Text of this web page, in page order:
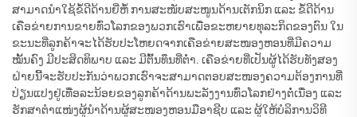
ສາມາດນຳໃຊ້ຂໍ້ດີດ້ານຍີ່ຫໍ້ ການສະໜັບສະໜູນດ້ານເຕັກນິກ ແລະ ຂໍ້ດີດ້ານ
ເຄືອຂ່າຍການຂາຍທົ່ວໂລກຂອງພວກເຮົາເພື່ອຂະຫຍາຍທຸລະກິດຂອງຕົນ ໃນ
ຂະນະທີ່ລູກຄ້າຈະໄດ້ຮັບປະໂຫຍດຈາກເຄືອຂ່າຍສະໜອງຫອນທີ່ມີຄວາມ
ໝັ້ນຄົງ ມີປະສິດທິພາບ ແລະ ມີຕົ້ນທຶນທີ່ຕໍ່າ. ເຄືອຂ່າຍທີ່ເປັນຜູ້ໄດ້ຮັບທັງສອງ
ຝ່າຍນີ້ຈະຮັບປະກັນວ່າພວກເຮົາຈະສາມາດຕອບສະໜອງຄວາມຕ້ອງການທີ່
ປ່ຽນແປງຢູ່ເທື່ອລະນ້ອຍຂອງລູກຄ້າດ້ານພະລັງງານທົ່ວໂລກຢ່າງຕໍ່ເນື່ອງ ແລະ
ຮັກສາຕຳແໜ່ງຜູ້ນຳດ້ານຜູ້ສະໜອງຫອນມືອາຊີບ ແລະ ຜູ້ໃຫ້ບໍລິການວິທີ